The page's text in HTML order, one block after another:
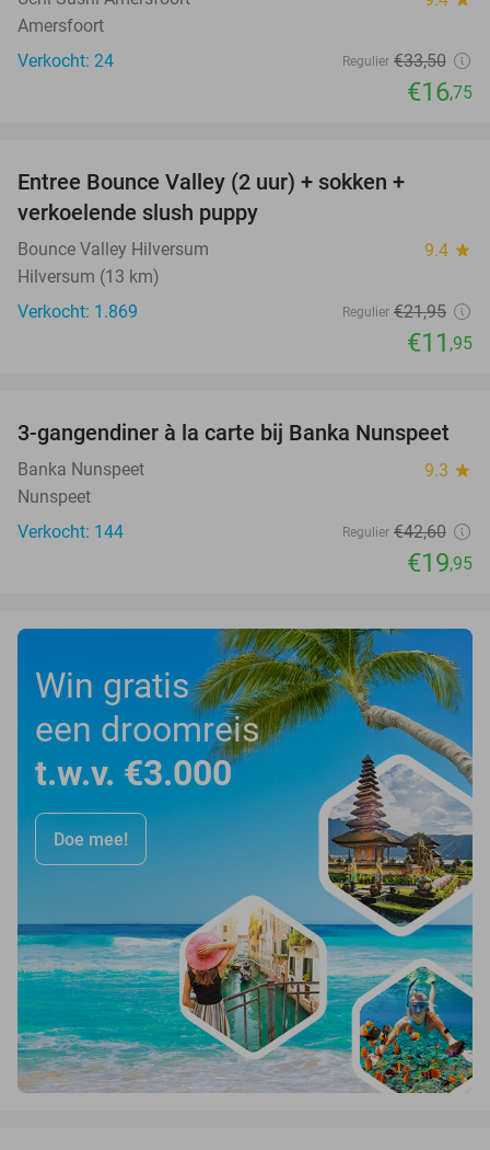
Amersfoort
Verkocht: 24
Regulier €33,50
€16,75
Entree Bounce Valley (2 uur) + sokken +
verkoelende slush puppy
Bounce Valley Hilversum 9.4 star
Hilversum (13 km)
Verkocht: 1.869
Regulier €21,95
€11 ,95
53%
3-gangendiner à la carte bij Banka Nunspeet
Banka Nunspeet 9.3 star
Nunspeet
Verkocht: 144
Regulier €42,60
€19,95
Win gratis
een droomreis
t.w.v. €3.000
Doe mee!